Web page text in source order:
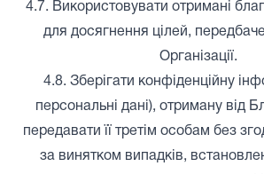
4.7. Використовувати отримані
для досягнення цілей,
Організації.
4.8. Зберігати конфіденційну
персональні дані), отриману від
передавати її третім особам без
за винятком випадків,